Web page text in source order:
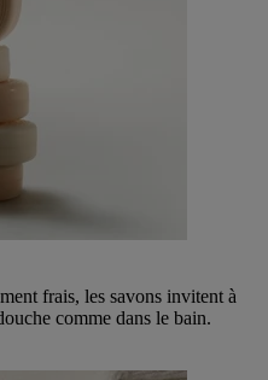
frais, les savons invitent à
comme dans le bain.